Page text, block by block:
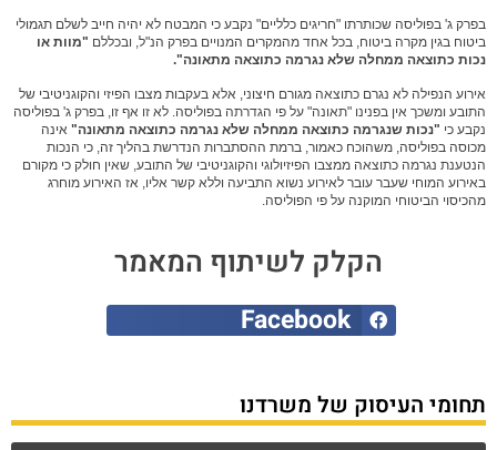
בפרק ג' בפוליסה שכותרתו "חריגים כלליים" נקבע כי המבטח לא יהיה חייב לשלם תגמולי
ביטוח בגין מקרה ביטוח, בכל אחד מהמקרים המנויים בפרק הנ"ל, ובכללם "מוות או
נכות כתוצאה ממחלה שלא נגרמה כתוצאה מתאונה".
אירוע הנפילה לא נגרם כתוצאה מגורם חיצוני, אלא בעקבות מצבו הפיזי והקוגניטיבי של
התובע ומשכך אין בפנינו "תאונה" על פי הגדרתה בפוליסה. לא זו אף זו, בפרק ג' בפוליסה
נקבע כי "נכות שנגרמה כתוצאה ממחלה שלא נגרמה כתוצאה מתאונה" אינה
מכוסה בפוליסה, משהוכח כאמור, ברמת ההסתברות הנדרשת בהליך זה, כי הנכות
הנטענת נגרמה כתוצאה ממצבו הפיזיולוגי והקוגניטיבי של התובע, שאין חולק כי מקורם
באירוע המוחי שעבר עובר לאירוע נשוא התביעה וללא קשר אליו, אז האירוע מוחרג
מהכיסוי הביטוחי המוקנה על פי הפוליסה.
הקלק לשיתוף המאמר
Facebook
תחומי העיסוק של משרדנו